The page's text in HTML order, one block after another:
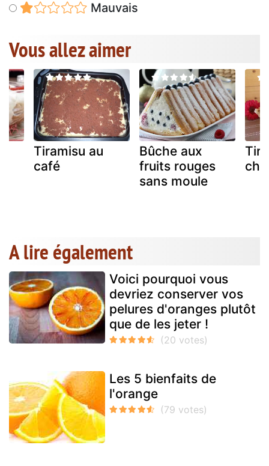
Mauvais
Vous allez aimer
Tiramisu au
café
Bûche aux
fruits rouges
sans moule
A lire également
Voici pourquoi vous
devriez conserver vos
pelures d'oranges plutôt
que de les jeter !
Les 5 bienfaits de
l'orange